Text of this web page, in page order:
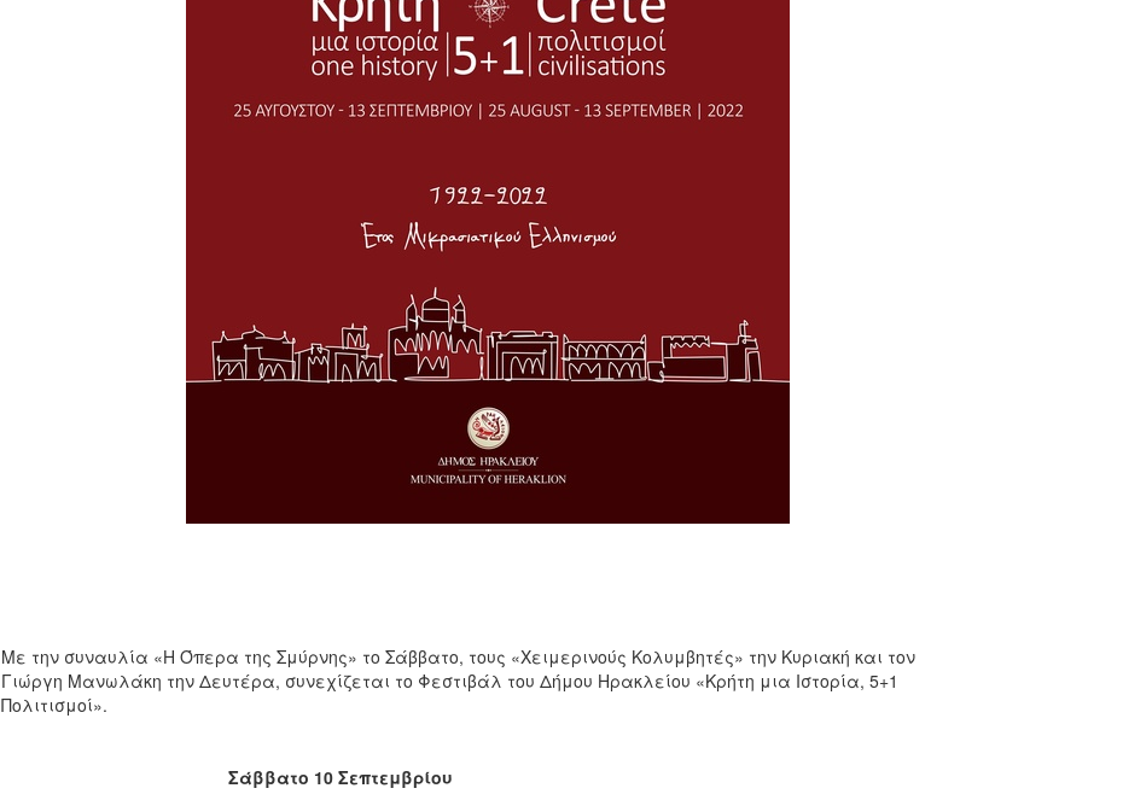
Mε την συναυλία «Η Όπερα της Σμύρνης» το Σάββατο, τους «Χειμερινούς Κολυμβητές» την Κυριακή και τον
Γιώργη Μανωλάκη την Δευτέρα, συνεχίζεται το Φεστιβάλ του Δήμου Ηρακλείου «Κρήτη μια Ιστορία, 5+1
Πολιτισμοί».
Σάββατο 10 Σεπτεμβρίου